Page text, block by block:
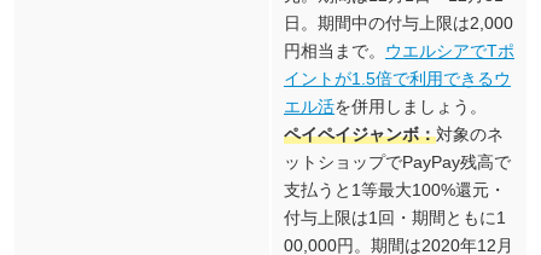
日。期間中の付与上限は2,000
円相当まで。 ウエルシアでTポ
イントが1.5倍で利用できるウ
エル活を併用しましょう。
ペイペイジャンボ：対象のネ
ットショップでPayPay残高で
支払うと1等最大100%還元・
付与上限は1回・期間ともに1
00,000円。期間は2020年12月